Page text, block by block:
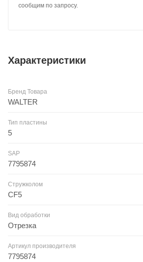
сообщим по запросу.
Характеристики
Бренд Товара
WALTER
Тип пластины
5
SAP
7795874
Стружколом
CF5
Вид обработки
Отрезка
Артикул производителя
7795874